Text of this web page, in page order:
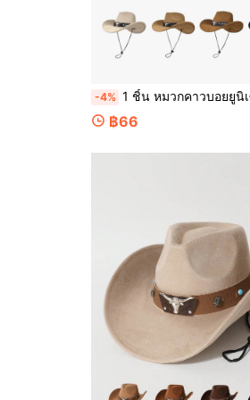
-4% 1 ชิ้น หมวกคาวบอยยูนิเซ็กซ์ ผ้าสแูด เทียม ตกแต่งด้วยหนัง สไตล์วินเทจไซเบอร์พังก์ โบฮีเมียน ปรับขนาดได้ ขอบกว้าง แฟชั่น สำหรับสตรีทสไตล์ ของขวัญสำหรับผู้ชาย เหมาะสำหรับงานปาร์ตี้ กิจกรรมวิถีตะวันตก การรวมตัว คอ
฿66